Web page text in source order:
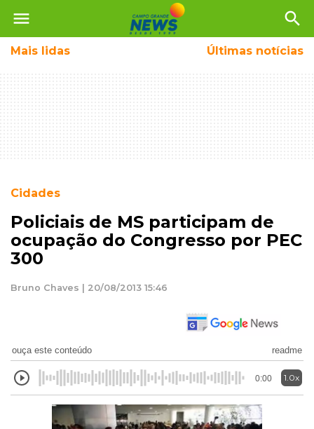
menu search
Mais lidas Últimas notícias
Cidades
Policiais de MS participam de
ocupação do Congresso por PEC
300
Bruno Chaves | 20/08/2013 15:46
ouça este conteúdo readme
0:00 1.0x